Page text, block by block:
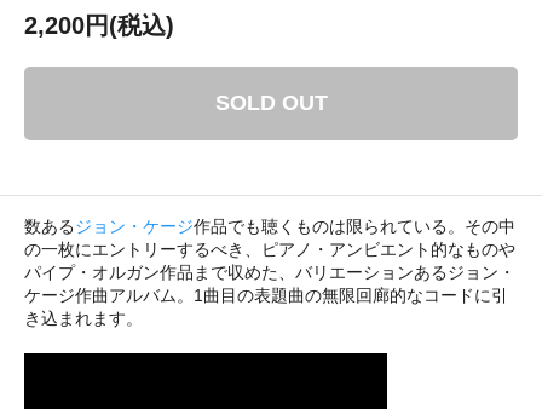
2,200円(税込)
SOLD OUT
数あるジョン・ケージ作品でも聴くものは限られている。その中
の一枚にエントリーするべき、ピアノ・アンビエント的なものや
パイプ・オルガン作品まで収めた、バリエーションあるジョン・
ケージ作曲アルバム。1曲目の表題曲の無限回廊的なコードに引
き込まれます。